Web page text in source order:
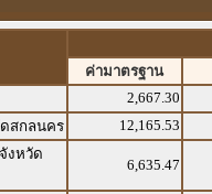
ค่ามาตรฐาน
2,667.30
ดสกลนคร
12,165.53
งหวัด
6,635.47